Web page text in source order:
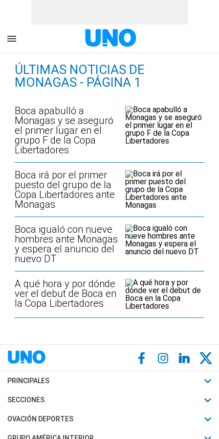
ÚLTIMAS NOTICIAS DE
MONAGAS - PÁGINA 1
Boca apabulló a
Monagas y se aseguró
el primer lugar en el
grupo F de la Copa
Libertadores
Boca irá por el primer
puesto del grupo de la
Copa Libertadores ante
Monagas
Boca igualó con nueve
hombres ante Monagas
y espera el anuncio del
nuevo DT
A qué hora y por dónde
ver el debut de Boca en
la Copa Libertadores
PRINCIPALES
Últimas Noticias
Política
SECCIONES
Horóscopo
Motores
OVACIÓN DEPORTES